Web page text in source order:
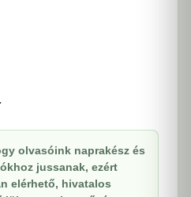
olvasóink naprakész és
jussanak, ezért
elérhető, hivatalos